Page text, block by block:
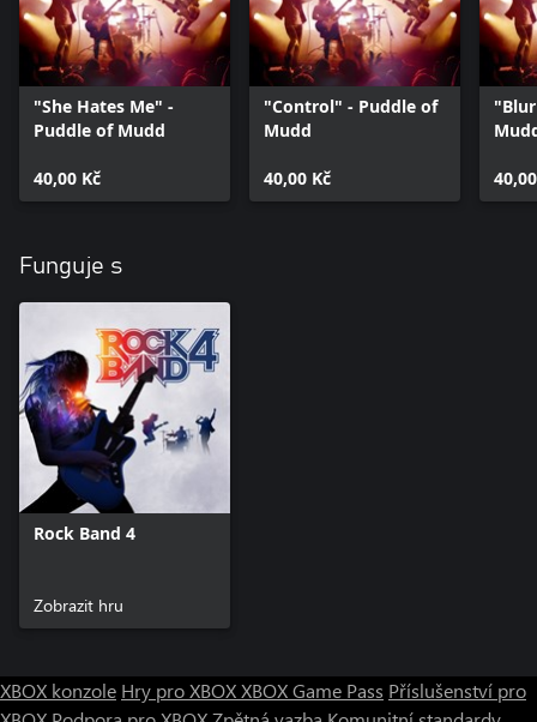
"She Hates Me" -
Puddle of Mudd
40,00 Kč
"Control" - Puddle of
Mudd
40,00 Kč
Funguje s
Rock Band 4
Zobrazit hru
XBOX konzole Hry pro XBOXXBOX Game Pass Příslušenství pro